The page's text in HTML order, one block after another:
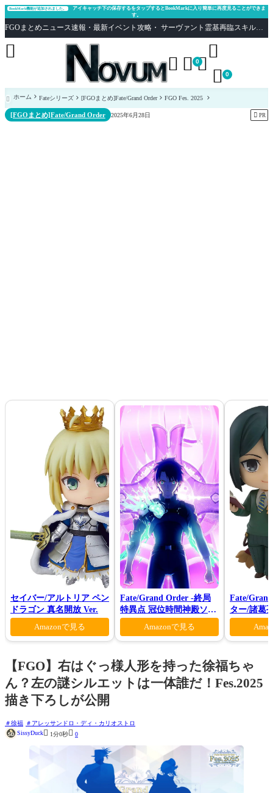
BookMark機能が追加されました。
アイキャッチ下の保存するをタップするとBookMarkに入り簡単に再度見ることができま
す。
FGOまとめニュース速報・最新イベント攻略・ サーヴァント霊基再臨スキル性能評価まとめ Fate/Grand Order
  0

 0

 ホーム Fateシリーズ [FGOまとめ]Fate/Grand Order FGO Fes. 2025
[FGOまとめ]Fate/Grand Order 2025年6月28日  PR
セイバー/アルトリア ペン
ドラゴン 真名開放 Ver.
Amazonで見る
Fate/Grand Order -終局
特異点 冠位時間神殿ソロ
モン-(完全生産限定版)
Amazonで見る
Fate/
ター/諸葛
【FGO】右はぐっ様人形を持った徐福ちゃ
ん？左の謎シルエットは一体誰だ！Fes.2025
描き下ろしが公開
徐福
アレッサンドロ・ディ・カリオストロ
SissyDuck 1分0秒 0